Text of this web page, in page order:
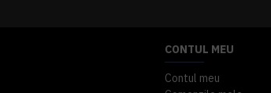
CONTUL MEU
Contul meu